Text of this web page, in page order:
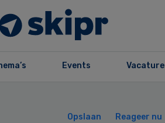
Events
Opslaan Reageer nu